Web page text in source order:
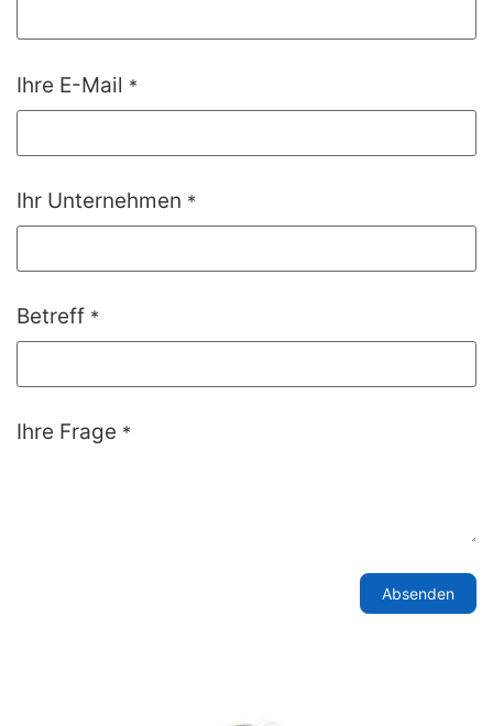
Ihre E-Mail *
Ihr Unternehmen *
Betreff *
Ihre Frage *
Absenden